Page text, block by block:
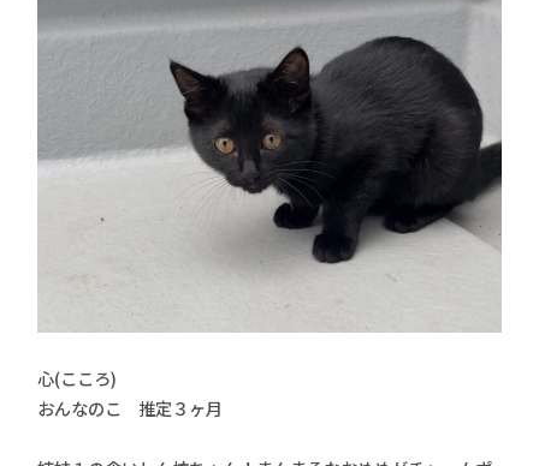
心(こころ)
おんなのこ 推定３ヶ月